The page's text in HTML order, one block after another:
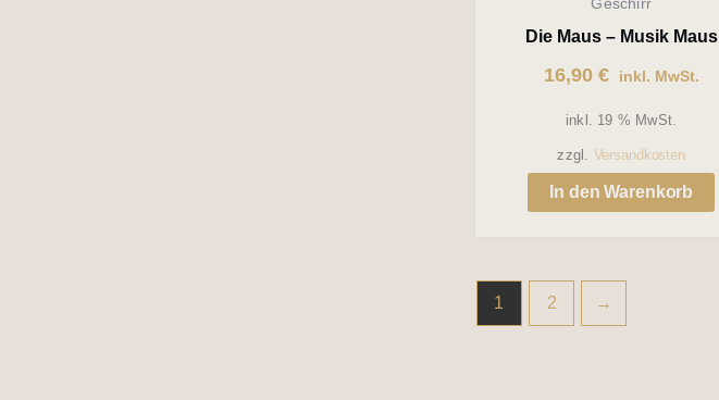
Geschirr
Die Maus – Musik Maus
16,90 € inkl. MwSt.
inkl. 19 % MwSt.
zzgl. Versandkosten
In den Warenkorb
1 2 →